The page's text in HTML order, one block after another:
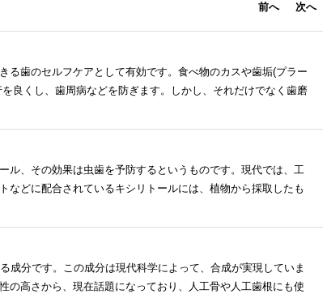
前へ 次へ
る歯のセルフケアとして有効です。食べ物のカスや歯垢(プラー
良くし、歯周病などを防ぎます。しかし、それだけでなく歯磨
ル、その効果は虫歯を予防するというものです。現代では、工
などに配合されているキシリトールには、植物から採取したも
成分です。この成分は現代科学によって、合成が実現していま
の高さから、現在話題になっており、人工骨や人工歯根にも使